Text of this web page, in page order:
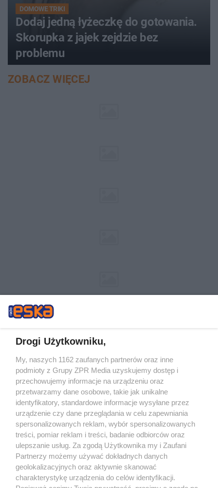
DOMOWE TRIKI
Dodaj jedną łyżeczkę do gotowania.
Skorupka z jajek zejdzie bez
problemu
ZOBACZ WIĘCEJ
Żaden utwór zamieszczony w serwisie nie może być powielany i
rozpowszechniany lub dalej rozpowszechniany w jakikolwiek sposób (w
tym także elektroniczny lub mechaniczny) na jakimkolwiek polu
eksploatacji w jakiejkolwiek formie, włącznie z umieszczaniem w Internecie
bez pisemnej zgody właściciela praw. Jakiekolwiek użycie lub
wykorzystanie utworów w całości lub w części z naruszeniem prawa, tzn.
bez właściwej zgody, jest zabronione pod groźbą kary i może być ścigane
prawnie.
Drogi Użytkowniku,
My, naszych 1162 zaufanych partnerów oraz inne
podmioty z Grupy ZPR Media uzyskujemy dostęp i
przechowujemy informacje na urządzeniu oraz
przetwarzamy dane osobowe, takie jak unikalne
identyfikatory, standardowe informacje wysyłane przez
urządzenie czy dane przeglądania w celu zapewniania
spersonalizowanych reklam, wybór spersonalizowanych
treści, pomiar reklam i treści, badanie odbiorców oraz
ulepszanie usług. Za zgodą Użytkownika my i Zaufani
Partnerzy możemy używać dokładnych danych
geolokalizacyjnych oraz aktywnie skanować
charakterystykę urządzenia do celów identyfikacji.